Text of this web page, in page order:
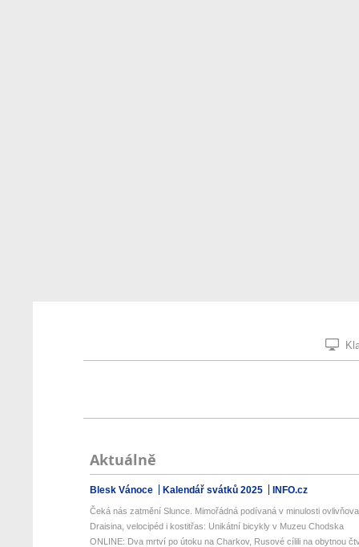
Aktuálně
Blesk Vánoce Kalendář svátků 2025 INFO.cz
Čeká nás zatmění Slunce. Mimořádná podívaná v minulosti
Draisina, velocipéd i kostitřas: Unikátní bicykly v Muzeu Chodska
ONLINE: Dva mrtví po útoku na Charkov, Rusové cílili na obytnou